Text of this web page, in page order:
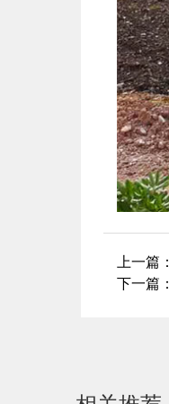
上一篇：
下一篇：